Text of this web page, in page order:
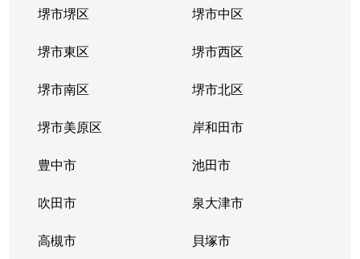
堺市堺区 堺市中区
堺市東区 堺市西区
堺市南区 堺市北区
堺市美原区 岸和田市
豊中市 池田市
吹田市 泉大津市
高槻市 貝塚市